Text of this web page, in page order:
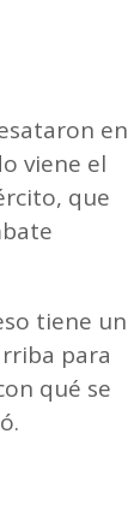
en
viene el
que
tiene un
para
qué se